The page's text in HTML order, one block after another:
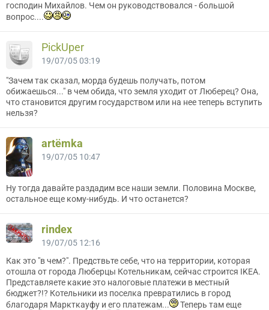
господин Михайлов. Чем он руководствовался - большой
вопрос....
PickUper
19/07/05 03:19
"Зачем так сказал, морда будешь получать, потом
обижаешься..." в чем обида, что земля уходит от Люберец? Она,
что становится другим государством или на нее теперь вступить
нельзя?
artёmka
19/07/05 10:47
Ну тогда давайте раздадим все наши земли. Половина Москве,
остальное еще кому-нибудь. И что останется?
rindex
19/07/05 12:16
Как это "в чем?". Предствьте себе, что на территории, которая
отошла от города Люберцы Котельникам, сейчас строится IKEA.
Представляете какие это налоговые платежи в местный
бюджет?!? Котельники из поселка превратились в город
благодаря Маркткауфу и его платежам...
Теперь там еще